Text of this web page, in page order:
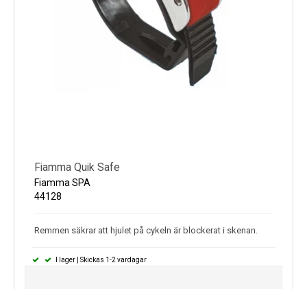
Fiamma Quik Safe
Fiamma SPA
44128
Remmen säkrar att hjulet på cykeln är blockerat i skenan.
I lager | Skickas 1-2 vardagar